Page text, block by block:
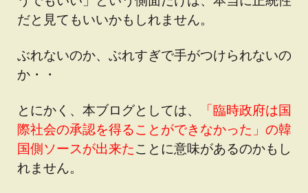
だと見てもいいかもしれません。
ぶれないのか、ぶれすぎで手がつけられないの
か・・
とにかく、本ブログとしては、
「臨時政府は国
際社会の承認を得ることができなかった」の韓
国側ソースが出来たことに意味があるのかもし
れません。